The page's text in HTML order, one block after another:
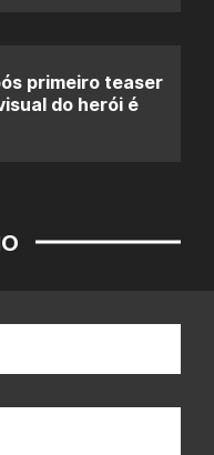
primeiro teaser
do herói é